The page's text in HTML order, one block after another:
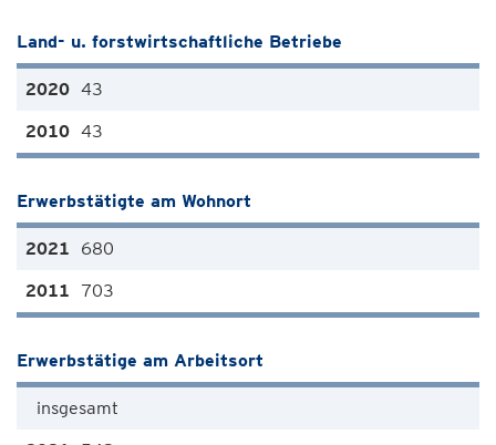
Land- u. forstwirtschaftliche Betriebe
43
43
Erwerbstätigte am Wohnort
680
703
Erwerbstätige am Arbeitsort
insgesamt